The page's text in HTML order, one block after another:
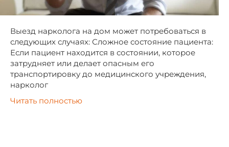
Выезд нарколога на дом может потребоваться в
следующих случаях: Сложное состояние пациента:
Если пациент находится в состоянии, которое
затрудняет или делает опасным его
транспортировку до медицинского учреждения,
нарколог
Читать полностью